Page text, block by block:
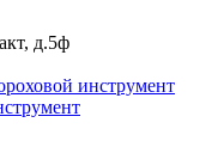
д.5ф
инструмент